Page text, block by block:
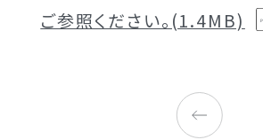
ご参照ください。(1.4MB)